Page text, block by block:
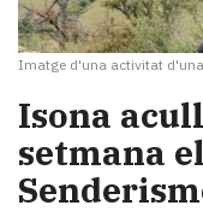
Imatge d'una activitat
Isona
setmana